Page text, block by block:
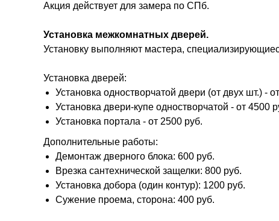
Акция действует для замера по СПб.
Установка межкомнатных дверей.
Установку выполняют мастера,
Установка дверей:
Установка одностворчатой двери (от двух шт.) -
Установка двери-купе одностворчатой - от 4500
Установка портала - от 2500 руб.
Дополнительные работы:
Демонтаж дверного блока: 600 руб.
Врезка сантехнической защелки: 800 руб.
Установка добора (один контур): 1200 руб.
Сужение проема, сторона: 400 руб.